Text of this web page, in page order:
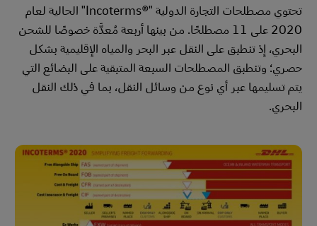
تحتوي مصطلحات التجارة الدولية "Incoterms®‎" الحالية لعام
2020 على 11 مصطلحًا. من بينها أربعة مُعدَّة خصوصًا للشحن
البحري، إذ تنطبق على النقل عبر البحر والمياه الإقليمية بشكل
حصري؛ وتنطبق المصطلحات السبعة المتبقية على البضائع التي
يتم تسليمها عبر أي نوع من وسائل النقل، بما في ذلك النقل
البحري.